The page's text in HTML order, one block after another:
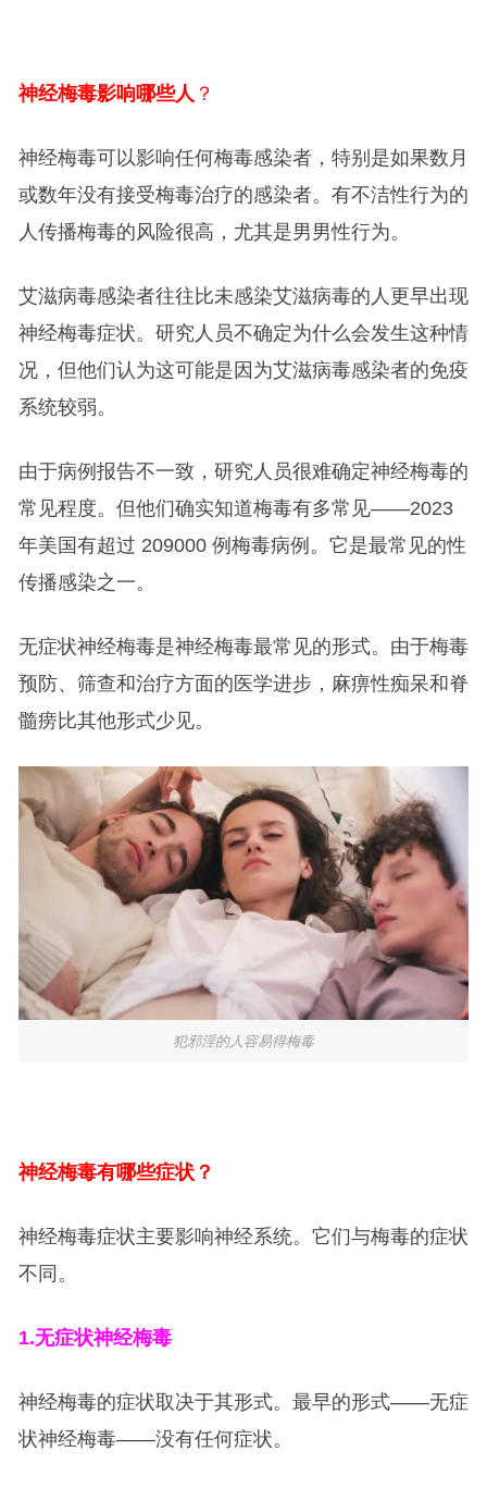
神经梅毒影响哪些人 ？
神经梅毒可以影响任何梅毒感染者，特别是如果数月
或数年没有接受梅毒治疗的感染者。有不洁性行为的
人传播梅毒的风险很高，尤其是男男性行为。
艾滋病毒感染者往往比未感染艾滋病毒的人更早出现
神经梅毒症状。研究人员不确定为什么会发生这种情
况，但他们认为这可能是因为艾滋病毒感染者的免疫
系统较弱。
由于病例报告不一致，研究人员很难确定神经梅毒的
常见程度。但他们确实知道梅毒有多常见——2023
年美国有超过 209000 例梅毒病例。它是最常见的性
传播感染之一。
无症状神经梅毒是神经梅毒最常见的形式。由于梅毒
预防、筛查和治疗方面的医学进步，麻痹性痴呆和脊
髓痨比其他形式少见。
犯邪淫的人容易得梅毒
神经梅毒有哪些症状？
神经梅毒症状主要影响神经系统。它们与梅毒的症状
不同。
1.无症状神经梅毒
神经梅毒的症状取决于其形式。最早的形式——无症
状神经梅毒——没有任何症状。